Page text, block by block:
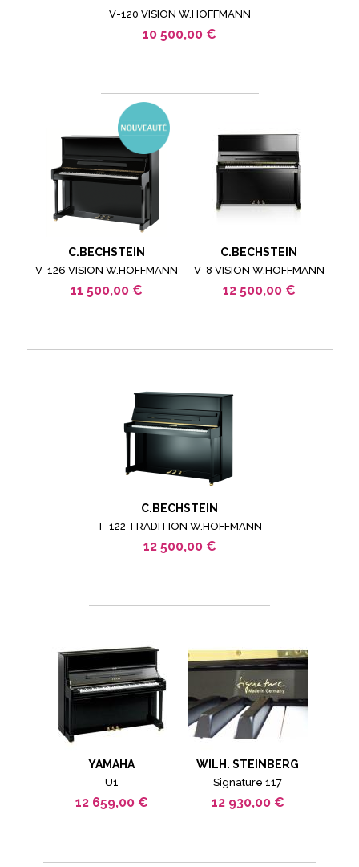
V-120 VISION W.HOFFMANN
10 500,00 €
C.BECHSTEIN
V-126 VISION W.HOFFMANN
11 500,00 €
C.BECHSTEIN
V-8 VISION W.HOFFMANN
12 500,00 €
C.BECHSTEIN
T-122 TRADITION W.HOFFMANN
12 500,00 €
YAMAHA
U1
12 659,00 €
WILH. STEINBERG
Signature 117
12 930,00 €